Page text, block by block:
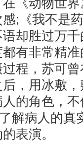
《动物世
;《我不是
却胜过万
有非常精
程，苏可
，用冰敷
的角色，
解病人的真
表演。